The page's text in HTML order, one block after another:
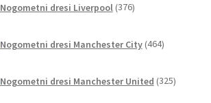
Nogometni dresi Liverpool 376izdelkov
Nogometni dresi Manchester City 464izdelkov
Nogometni dresi Manchester United 325izdelkov